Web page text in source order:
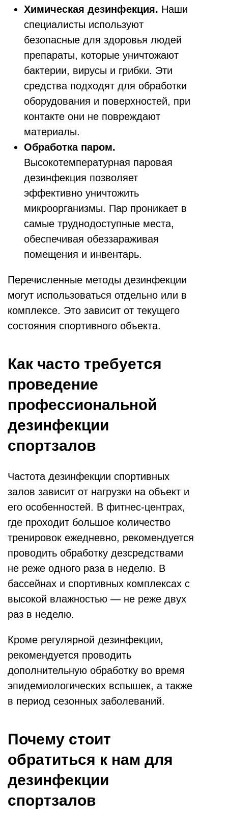
Химическая дезинфекция. Наши
специалисты используют
безопасные для здоровья людей
препараты, которые уничтожают
бактерии, вирусы и грибки. Эти
средства подходят для обработки
оборудования и поверхностей, при
контакте они не повреждают
материалы.
Обработка паром.
Высокотемпературная паровая
дезинфекция позволяет
эффективно уничтожить
микроорганизмы. Пар проникает в
самые труднодоступные места,
обеспечивая обеззараживая
помещения и инвентарь.
Перечисленные методы дезинфекции
могут использоваться отдельно или в
комплексе. Это зависит от текущего
состояния спортивного объекта.
Как часто требуется
проведение
профессиональной
дезинфекции
спортзалов
Частота дезинфекции спортивных
залов зависит от нагрузки на объект и
его особенностей. В фитнес-центрах,
где проходит большое количество
тренировок ежедневно, рекомендуется
проводить обработку дезсредствами
не реже одного раза в неделю. В
бассейнах и спортивных комплексах с
высокой влажностью — не реже двух
раз в неделю.
Кроме регулярной дезинфекции,
рекомендуется проводить
дополнительную обработку во время
эпидемиологических вспышек, а также
в период сезонных заболеваний.
Почему стоит
обратиться к нам для
дезинфекции
спортзалов